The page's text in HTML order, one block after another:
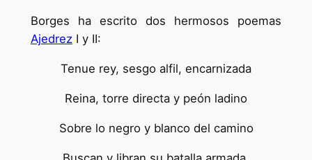
Borges ha escrito dos hermosos poemas
AjedrezI y II:
Tenue rey, sesgo alfil, encarnizada
Reina, torre directa y peón ladino
Sobre lo negro y blanco del camino